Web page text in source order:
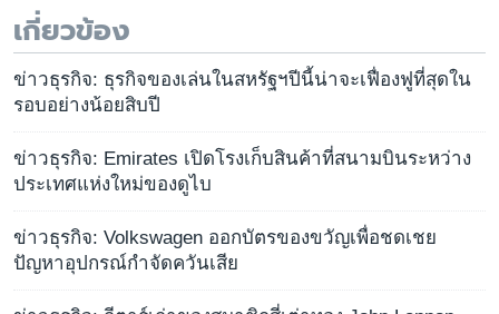
เกี่ยวข้อง
ข่าวธุรกิจ: ธุรกิจของเล่นในสหรัฐฯปีนี้น่าจะเฟื่องฟูที่สุดใน
รอบอย่างน้อยสิบปี
ข่าวธุรกิจ: Emirates เปิดโรงเก็บสินค้าที่สนามบินระหว่าง
ประเทศแห่งใหม่ของดูไบ
ข่าวธุรกิจ: Volkswagen ออกบัตรของขวัญเพื่อชดเชย
ปัญหาอุปกรณ์กำจัดควันเสีย